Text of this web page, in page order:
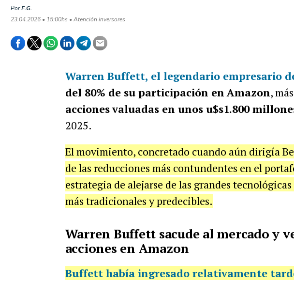
PorF.G.
23.04.2026 • 15:00hs • Atención inversores
Warren Buffett, el legendario empresario
del 80% de su participación enAmazon,
accionesvaluadas en unos u$s1.800
2025.
El movimiento, concretado cuando aún dirigía
de las reducciones más contundentes en el
estrategia de alejarse de las grandes
más tradicionales y predecibles.
Warren Buffett sacude al mercado y
acciones en Amazon
Buffett había ingresado relativamente